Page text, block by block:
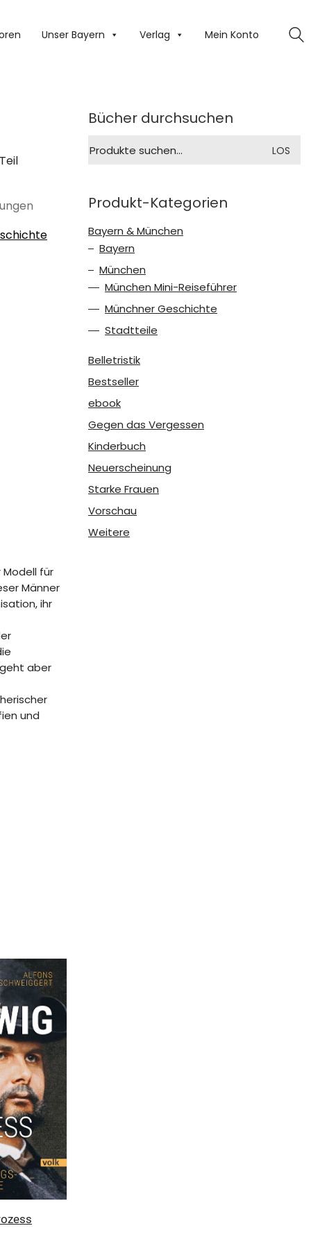
Unser Bayern Verlag Mein Konto
Modell für
Männer
ihr
aber
und
Bücher durchsuchen
nach:
LOS
Produkt-Kategorien
Bayern & München
Bayern
München
München Mini-Reiseführer
Münchner Geschichte
Stadtteile
Belletristik
Bestseller
ebook
Gegen das Vergessen
Kinderbuch
Neuerscheinung
Starke Frauen
Vorschau
Weitere